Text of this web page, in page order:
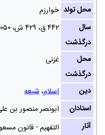
محل تولد خوارزم
سال
درگذشت
۴۴۲ ق، ۴۲۹ ش‌، ۱۰۵۰ م
محل
درگذشت
غزنی
دین اسلام،شیعه
استادان
ابونصر منصور بن
آثار
التفهیم قانون